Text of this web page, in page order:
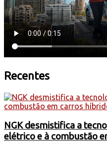
Recentes
NGK desmistifica a
elétrico e à combustão